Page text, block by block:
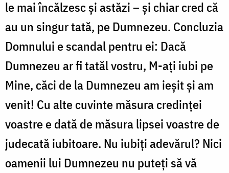
le mai încălzesc și astăzi – și chiar cred că
au un singur tată, pe Dumnezeu. Concluzia
Domnului e scandal pentru ei: Dacă
Dumnezeu ar fi tatăl vostru, M-ați iubi pe
Mine, căci de la Dumnezeu am ieșit și am
venit! Cu alte cuvinte măsura credinței
voastre e dată de măsura lipsei voastre de
judecată iubitoare. Nu iubiți adevărul? Nici
oamenii lui Dumnezeu nu puteți să vă